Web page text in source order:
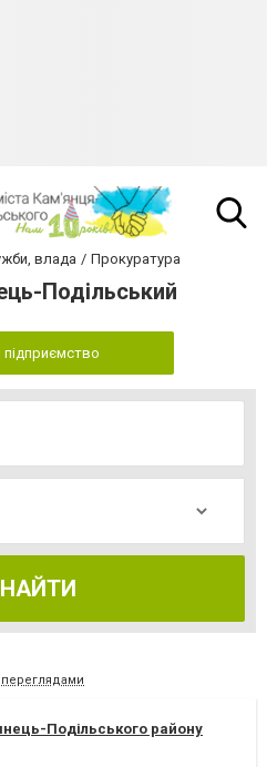
влада Прокуратура
Подільський
переглядами
Подільського району